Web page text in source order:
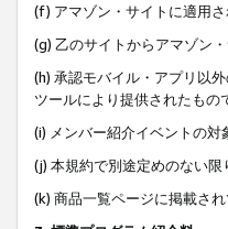
(f) アマゾン・サイトに適用
(g) 乙のサイトからアマゾン
(h) 承認モバイル・アプリ以
ツールにより提供されたも
(i) メンバー紹介イベントの
(j) 本規約で別途定めのない
(k) 商品一覧ページに掲載さ